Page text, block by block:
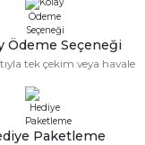
Ödeme Seçeneği
tek çekim veya havale
Paketleme